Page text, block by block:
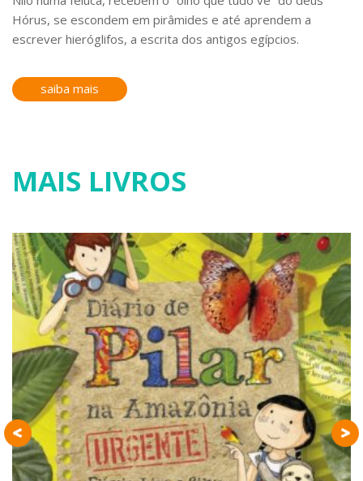
Hórus, se escondem em pirâmides e até aprendem a
escrever hieróglifos, a escrita dos antigos egípcios.
saiba mais
MAIS LIVROS